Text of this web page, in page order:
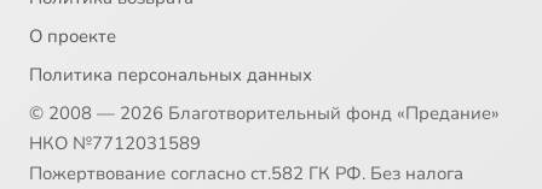
О проекте
Политика персональных данных
© 2008 — 2026 Благотворительный фонд «Предание»
НКО №7712031589
Пожертвование согласно ст.582 ГК РФ. Без налога